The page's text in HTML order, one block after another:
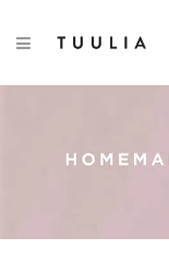
TOGGLE